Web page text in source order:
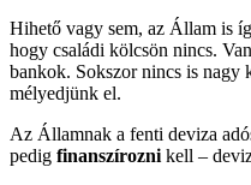
Hihető vagy sem, az Állam is
hogy családi kölcsön nincs.
bankok. Sokszor nincs is nagy
mélyedjünk el.
Az Államnak a fenti deviza
pedig finanszírozni kell –